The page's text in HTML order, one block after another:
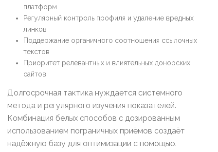
платформ
Регулярный контроль профиля и удаление вредных
линков
Поддержание органичного соотношения ссылочных
текстов
Приоритет релевантных и влиятельных донорских
сайтов
Долгосрочная тактика нуждается системного
метода и регулярного изучения показателей.
Комбинация белых способов с дозированным
использованием пограничных приёмов создаёт
надёжную базу для оптимизации с помощью.